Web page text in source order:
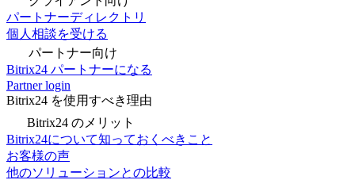
パートナーディレクトリ
個人相談を受ける
パートナー向け
Bitrix24 パートナーになる
Partner login
Bitrix24 を使用すべき理由
Bitrix24 のメリット
Bitrix24について知っておくべきこと
お客様の声
他のソリューションとの比較